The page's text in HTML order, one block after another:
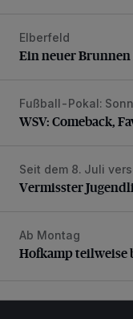
Ein neuer Brunnen
Elberfeld
Ein neuer
WSV: Comeback,
Fußball-Pokal:
WSV: Comeback,
Vermisster
Seit dem 8. Juli
Vermisster
Hofkamp teilweise
Ab Montag
Hofkamp teilweise